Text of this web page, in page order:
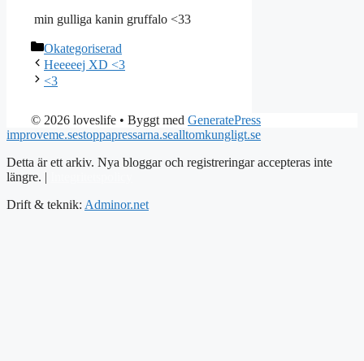
min gulliga kanin gruffalo <33
Kategorier
Okategoriserad
Heeeeej XD <3
<3
© 2026 loveslife • Byggt med GeneratePress
improveme.sestoppapressarna.sealltomkungligt.se
Detta är ett arkiv. Nya bloggar och registreringar accepteras inte
längre. |
Drift & teknik: Adminor.net